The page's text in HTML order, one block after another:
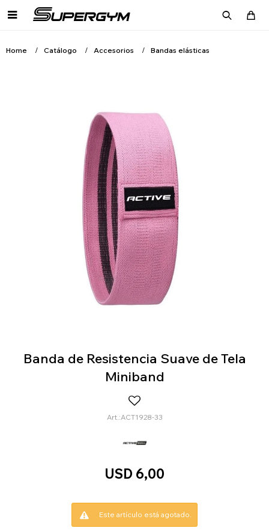

Home Catálogo Accesorios Bandas elásticas
Banda de Resistencia Suave de Tela
Miniband
ACT1928-33
USD 6,00
Este artículo está agotado.